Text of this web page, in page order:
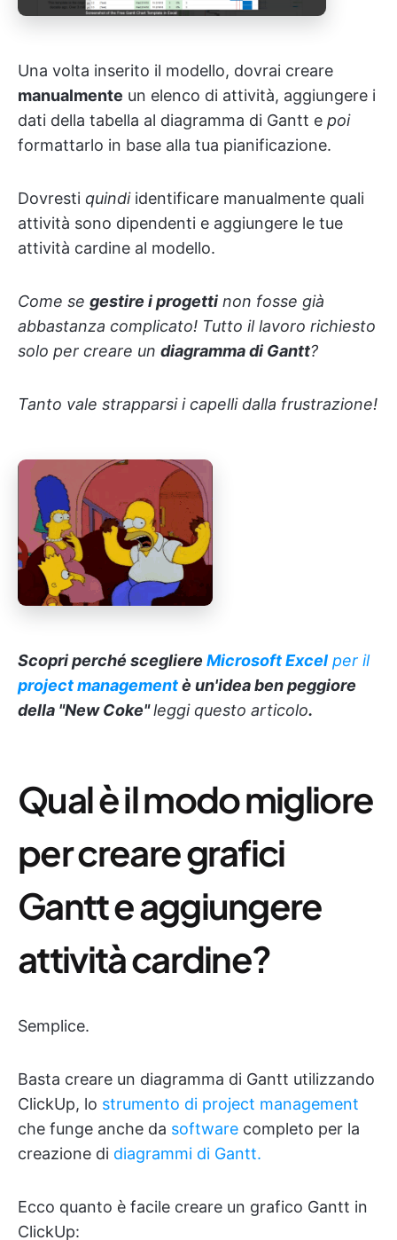
Una volta inserito il modello, dovrai creare
manualmente un elenco di attività, aggiungere i
dati della tabella al diagramma di Gantt e poi
formattarlo in base alla tua pianificazione.
Dovresti quindiidentificare manualmente quali
attività sono dipendenti e aggiungere le tue
attività cardine al modello.
Come se gestire i progetti non fosse già
abbastanza complicato! Tutto il lavoro richiesto
solo per creare un diagramma di Gantt?
Tanto vale strapparsi i capelli dalla frustrazione!
Scopri perché scegliere Microsoft Excel per il
project managementè un'idea ben peggiore
della "New Coke"leggi questo articolo.
Qual è il modo migliore
per creare grafici
Gantt e aggiungere
attività cardine?
Semplice.
Basta creare un diagramma di Gantt utilizzando
ClickUp, lo strumento di project management
che funge anche da software completo per la
creazione di diagrammi di Gantt.
Ecco quanto è facile creare un grafico Gantt in
ClickUp: